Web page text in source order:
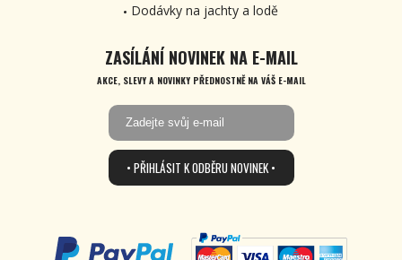
Dodávky na jachty a lodě
ZASÍLÁNÍ NOVINEK NA E-MAIL
AKCE, SLEVY A NOVINKY PŘEDNOSTNĚ NA VÁŠ E-MAIL
• PŘIHLÁSIT K ODBĚRU NOVINEK •